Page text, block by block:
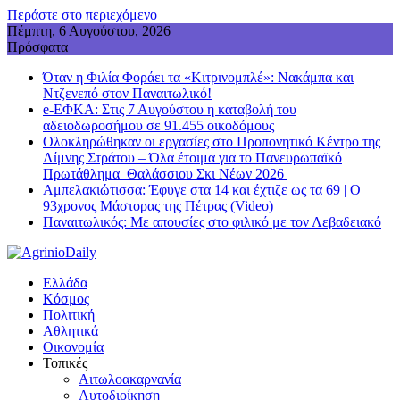
Περάστε στο περιεχόμενο
Πέμπτη, 6 Αυγούστου, 2026
Πρόσφατα
Όταν η Φιλία Φοράει τα «Κιτρινομπλέ»: Νακάμπα και
Ντζενεπό στον Παναιτωλικό!
e-ΕΦΚΑ: Στις 7 Αυγούστου η καταβολή του
αδειοδωροσήμου σε 91.455 οικοδόμους
Ολοκληρώθηκαν οι εργασίες στο Προπονητικό Κέντρο της
Λίμνης Στράτου – Όλα έτοιμα για το Πανευρωπαϊκό
Πρωτάθλημα Θαλάσσιου Σκι Νέων 2026
Αμπελακιώτισσα: Έφυγε στα 14 και έχτιζε ως τα 69 | Ο
93χρονος Μάστορας της Πέτρας (Video)
Παναιτωλικός: Με απουσίες στο φιλικό με τον Λεβαδειακό
Ελλάδα
Κόσμος
Πολιτική
Αθλητικά
Οικονομία
Τοπικές
Αιτωλοακαρνανία
Αυτοδιοίκηση